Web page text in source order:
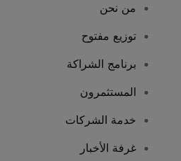
من نحن
توزيع مفتوح
برنامج الشراكة
المستثمرون
خدمة الشركات
غرفة الأخبار